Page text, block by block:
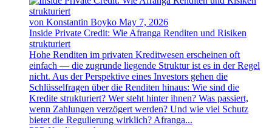
von Konstantin Boyko May 7, 2026
Inside Private Credit: Wie Afranga Renditen und Risiken
strukturiert
Hohe Renditen im privaten Kreditwesen erscheinen oft
einfach — die zugrunde liegende Struktur ist es in der Regel
nicht. Aus der Perspektive eines Investors gehen die
Schlüsselfragen über die Renditen hinaus: Wie sind die
Kredite strukturiert? Wer steht hinter ihnen? Was passiert,
wenn Zahlungen verzögert werden? Und wie viel Schutz
bietet die Regulierung wirklich? Afranga...